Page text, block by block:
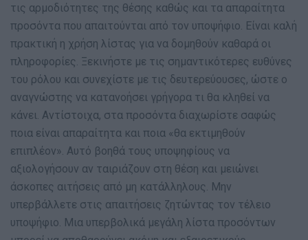
τις αρμοδιότητες της θέσης καθώς και τα απαραίτητα
προσόντα που απαιτούνται από τον υποψήφιο. Είναι καλή
πρακτική η χρήση λίστας για να δομηθούν καθαρά οι
πληροφορίες. Ξεκινήστε με τις σημαντικότερες ευθύνες
του ρόλου και συνεχίστε με τις δευτερεύουσες, ώστε ο
αναγνώστης να κατανοήσει γρήγορα τι θα κληθεί να
κάνει. Αντίστοιχα, στα προσόντα διαχωρίστε σαφώς
ποια είναι απαραίτητα και ποια «θα εκτιμηθούν
επιπλέον». Αυτό βοηθά τους υποψηφίους να
αξιολογήσουν αν ταιριάζουν στη θέση και μειώνει
άσκοπες αιτήσεις από μη κατάλληλους. Μην
υπερβάλλετε στις απαιτήσεις ζητώντας τον τέλειο
υποψήφιο. Μια υπερβολικά μεγάλη λίστα προσόντων